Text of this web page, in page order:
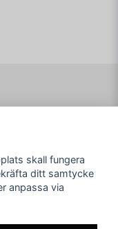
skall fungera
ditt samtycke
anpassa via